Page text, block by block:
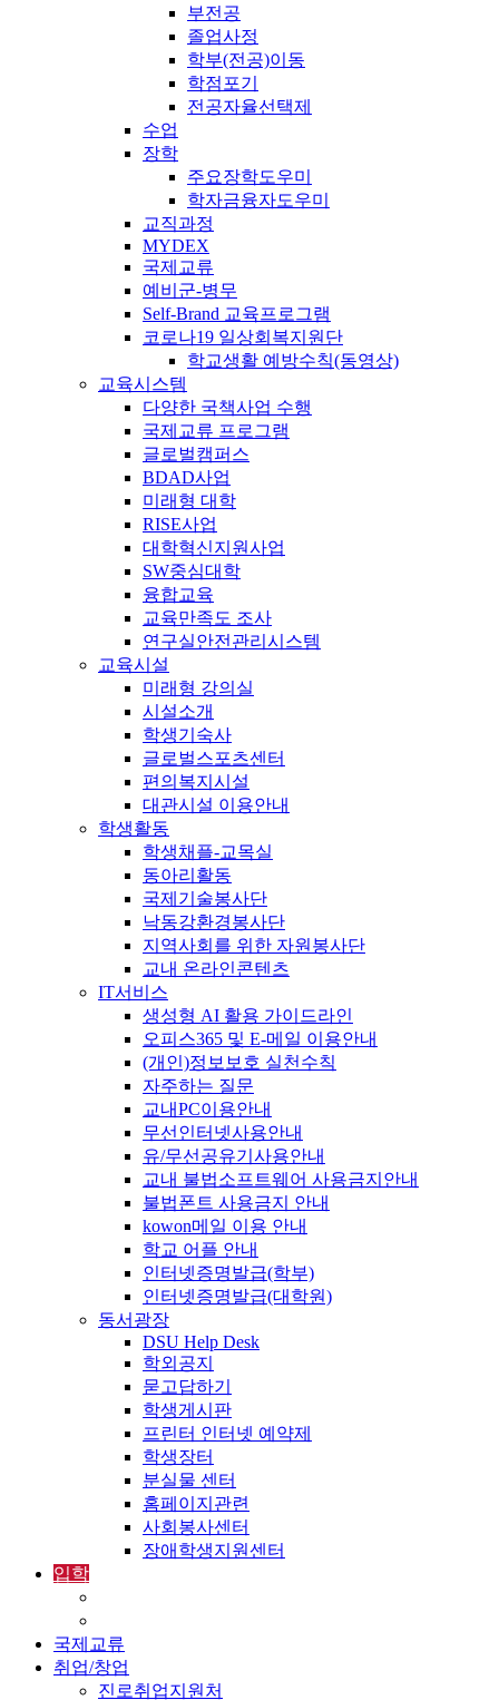
부전공
졸업사정
학부(전공)이동
학점포기
전공자율선택제
수업
장학
주요장학도우미
학자금융자도우미
교직과정
MYDEX
국제교류
예비군-병무
Self-Brand 교육프로그램
코로나19 일상회복지원단
학교생활 예방수칙(동영상)
교육시스템
다양한 국책사업 수행
국제교류 프로그램
글로벌캠퍼스
BDAD사업
미래형 대학
RISE사업
대학혁신지원사업
SW중심대학
융합교육
교육만족도 조사
연구실안전관리시스템
교육시설
미래형 강의실
시설소개
학생기숙사
글로벌스포츠센터
편의복지시설
대관시설 이용안내
학생활동
학생채플-교목실
동아리활동
국제기술봉사단
낙동강환경봉사단
지역사회를 위한 자원봉사단
교내 온라인콘텐츠
IT서비스
생성형 AI 활용 가이드라인
오피스365 및 E-메일 이용안내
(개인)정보보호 실천수칙
자주하는 질문
교내PC이용안내
무선인터넷사용안내
유/무선공유기사용안내
교내 불법소프트웨어 사용금지안내
불법폰트 사용금지 안내
kowon메일 이용 안내
학교 어플 안내
인터넷증명발급(학부)
인터넷증명발급(대학원)
동서광장
DSU Help Desk
학외공지
묻고답하기
학생게시판
프린터 인터넷 예약제
학생장터
분실물 센터
홈페이지관련
사회봉사센터
장애학생지원센터
입학
국제교류
취업/창업
진로취업지원처